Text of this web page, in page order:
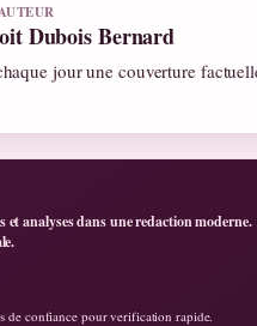
Dubois Bernard
jour une couverture
et analyses dans une redaction moderne.
de confiance pour verification rapide.